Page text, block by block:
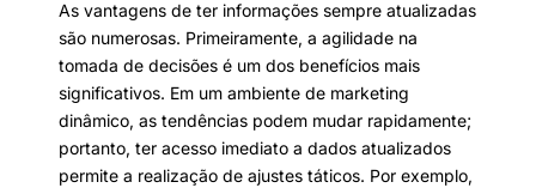
As vantagens de ter informações sempre atualizadas
são numerosas. Primeiramente, a agilidade na
tomada de decisões é um dos benefícios mais
significativos. Em um ambiente de marketing
dinâmico, as tendências podem mudar rapidamente;
portanto, ter acesso imediato a dados atualizados
permite a realização de ajustes táticos. Por exemplo,